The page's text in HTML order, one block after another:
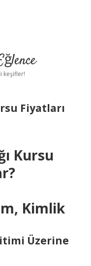
keşifler!
Fiyatları
Kursu
Kimlik
Üzerine